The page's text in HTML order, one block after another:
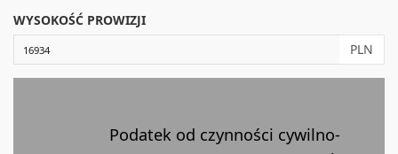
WYSOKOŚĆ PROWIZJI
PLN
Podatek od czynności cywilno-